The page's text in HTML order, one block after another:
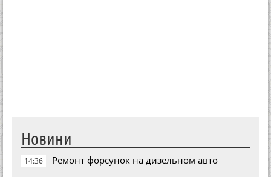
Новини
14:36 Ремонт форсунок на дизельном авто